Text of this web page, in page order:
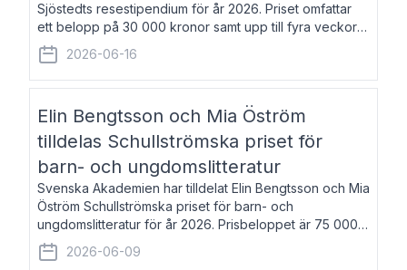
Sjöstedts resestipendium för år 2026. Priset omfattar
ett belopp på 30 000 kronor samt upp till fyra veckors
fri vistelse i Akademiens lägenhet i Berlin. Elisabeth
Åsbrink, född 1965 oc
2026-06-16
Elin Bengtsson och Mia Öström
tilldelas Schullströmska priset för
barn- och ungdomslitteratur
Svenska Akademien har tilldelat Elin Bengtsson och Mia
Öström Schullströmska priset för barn- och
ungdomslitteratur för år 2026. Prisbeloppet är 75 000
kronor vardera. Elin Bengtsson, född 1987, är författare
och forskare i genusvetenskap.
2026-06-09